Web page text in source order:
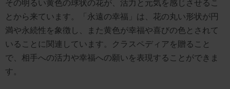
その明るい黄色の球状の花が、活力と元気を感じさせるこ
とから来ています。「永遠の幸福」は、花の丸い形状が円
満や永続性を象徴し、また黄色が幸福や喜びの色とされて
いることに関連しています。クラスペディアを贈ること
で、相手への活力や幸福への願いを表現することができま
す。